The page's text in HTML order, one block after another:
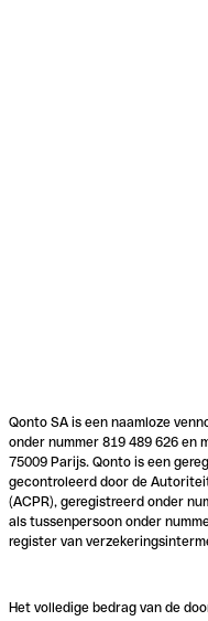
Qonto SA is een naamloze
onder nummer 819 489 626 en
75009 Parijs. Qonto is een
gecontroleerd door de
(ACPR), geregistreerd onder
als tussenpersoon onder
register van
Het volledige bedrag van de